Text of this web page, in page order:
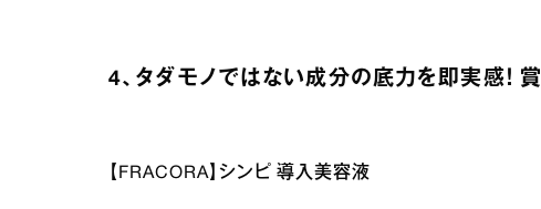
4、タダモノではない成分の底力を即実感！ 賞
【FRACORA】シンピ 導入美容液